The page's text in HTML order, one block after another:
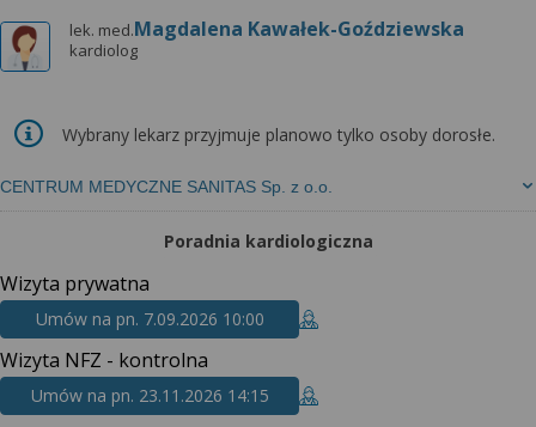
lek. med.Magdalena Kawałek-Goździewska
kardiolog
CENTRUM MEDYCZNE SANITAS Sp. z o.o.
Wybrany lekarz przyjmuje planowo tylko osoby dorosłe.
Poradnia kardiologiczna
Wizyta prywatna
Umów na pn. 7.09.2026 10:00
Wizyta NFZ - kontrolna
Umów na pn. 23.11.2026 14:15